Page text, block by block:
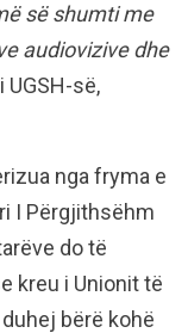
së shumti me
audiovizive dhe
UGSH-së,
nga fryma e
I Përgjithsëhm
do të
kreu i Unionit të
bërë kohë